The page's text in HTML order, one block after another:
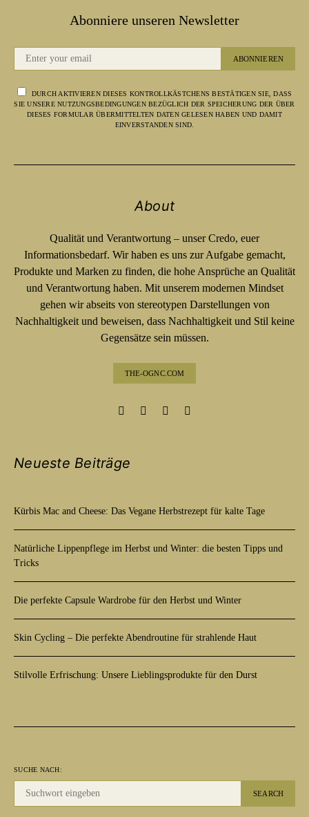
Abonniere unseren Newsletter
ABONNIEREN
DURCH AKTIVIEREN DIESES KONTROLLKÄSTCHENS BESTÄTIGEN SIE, DASS
SIE UNSERE NUTZUNGSBEDINGUNGEN BEZÜGLICH DER SPEICHERUNG DER ÜBER
DIESES FORMULAR ÜBERMITTELTEN DATEN GELESEN HABEN UND DAMIT
EINVERSTANDEN SIND.
About
Qualität und Verantwortung – unser Credo, euer
Informationsbedarf. Wir haben es uns zur Aufgabe gemacht,
Produkte und Marken zu finden, die hohe Ansprüche an Qualität
und Verantwortung haben. Mit unserem modernen Mindset
gehen wir abseits von stereotypen Darstellungen von
Nachhaltigkeit und beweisen, dass Nachhaltigkeit und Stil keine
Gegensätze sein müssen.
THE-OGNC.COM
Neueste Beiträge
Kürbis Mac and Cheese: Das Vegane Herbstrezept für kalte Tage
Natürliche Lippenpflege im Herbst und Winter: die besten Tipps und
Tricks
Die perfekte Capsule Wardrobe für den Herbst und Winter
Skin Cycling – Die perfekte Abendroutine für strahlende Haut
Stilvolle Erfrischung: Unsere Lieblingsprodukte für den Durst
SUCHE NACH:
SEARCH